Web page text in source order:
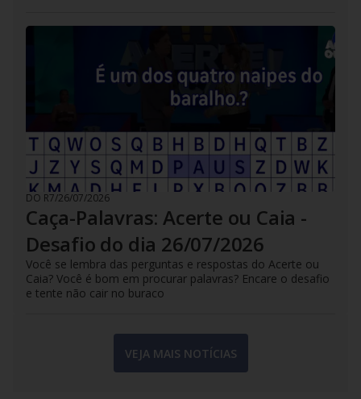
DO R7/26/07/2026
Caça-Palavras: Acerte ou Caia -
Desafio do dia 26/07/2026
Você se lembra das perguntas e respostas do Acerte ou
Caia? Você é bom em procurar palavras? Encare o desafio
e tente não cair no buraco
VEJA MAIS NOTÍCIAS